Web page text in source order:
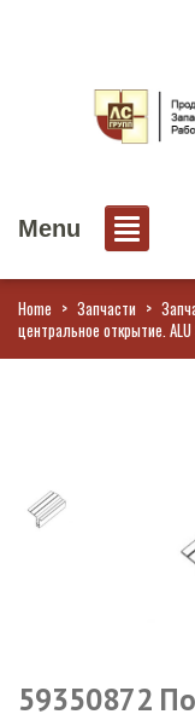
Menu
Home > Запчасти >
центральное открытие.
59350872